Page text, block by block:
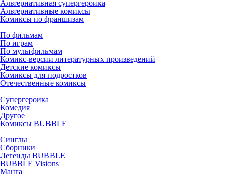
Альтернативная супергероика
Альтернативные комиксы
Комиксы по франшизам
По фильмам
По играм
По мультфильмам
Комикс-версии литературных произведений
Детские комиксы
Комиксы для подростков
Отечественные комиксы
Супергероика
Комедия
Другое
Комиксы BUBBLE
Синглы
Сборники
Легенды BUBBLE
BUBBLE Visions
Манга